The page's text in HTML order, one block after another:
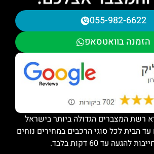
055-982-6622
הזמנה בוואטסאפ
רשת המצברים הגדולה ביותר בישראל
הבית לכל סוגי הרכבים במחירים נוחים
להגעה עד 60 דקות בלבד.